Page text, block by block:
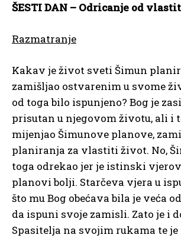
ŠESTI DAN – Odricanje od
Razmatranje
Kakav je život sveti Šimun
zamišljao ostvarenim u svome
od toga bilo ispunjeno? Bog je
prisutan u njegovom životu, ali i
mijenjao Šimunove planove,
planiranja za vlastiti život. No,
toga odrekao jer je istinski
planovi bolji. Starčeva vjera u
što mu Bog obećava bila je veća
da ispuni svoje zamisli. Zato je i
Spasitelja na svojim rukama te je